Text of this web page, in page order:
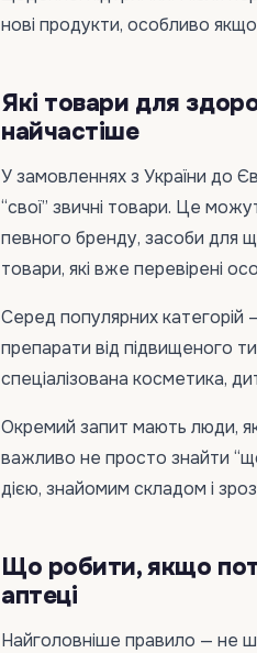
нові продукти, особливо якщо
Які товари для
найчастіше
У замовленнях з України до
“свої” звичні товари. Це
певного бренду, засоби для
товари, які вже перевірені
Серед популярних категорій
препарати від підвищеного
спеціалізована косметика,
Окремий запит мають люди,
важливо не просто знайти
дією, знайомим складом і
Що робити, якщо
аптеці
Найголовніше правило — не